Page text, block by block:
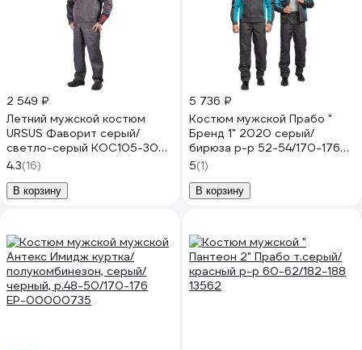
2 549 ₽
Летний мужской костюм
URSUS Фаворит серый/
светло-серый КОС105-308;
56-58, 170-176
4.3(16)
В корзину
5 736 ₽
Костюм мужской Прабо "
Бренд 1" 2020 серый/
бирюза р-р 52-54/170-176
32176
5(1)
В корзину